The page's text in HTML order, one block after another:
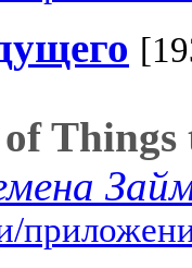
Things